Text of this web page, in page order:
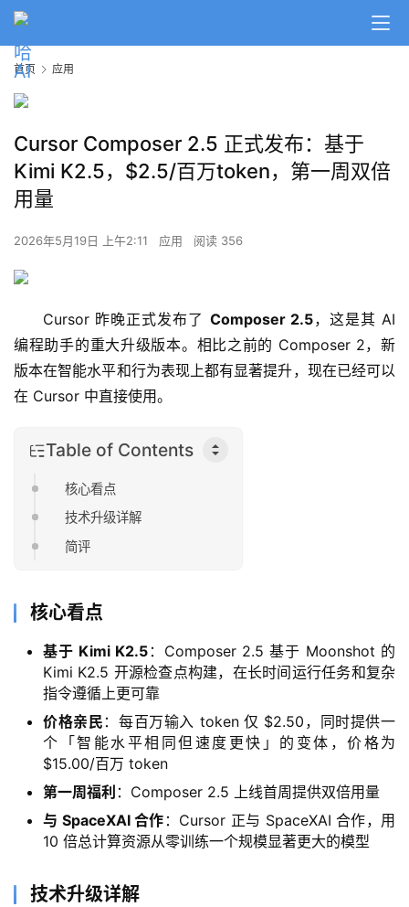
首页 应用
Cursor Composer 2.5 正式发布：基于
Kimi K2.5，$2.5/百万token，第一周双倍
用量
2026年5月19日 上午2:11 应用 阅读 356
Cursor 昨晚正式发布了 Composer 2.5，这是其 AI
编程助手的重大升级版本。相比之前的 Composer 2，新
版本在智能水平和行为表现上都有显著提升，现在已经可以
在 Cursor 中直接使用。
Table of Contents
核心看点
技术升级详解
简评
核心看点
基于 Kimi K2.5 ：Composer 2.5 基于 Moonshot 的
Kimi K2.5 开源检查点构建，在长时间运行任务和复杂
指令遵循上更可靠
价格亲民 ：每百万输入 token 仅 $2.50，同时提供一
个「智能水平相同但速度更快」的变体，价格为
$15.00/百万 token
第一周福利 ：Composer 2.5 上线首周提供双倍用量
与 SpaceXAI 合作 ：Cursor 正与 SpaceXAI 合作，用
10 倍总计算资源从零训练一个规模显著更大的模型
技术升级详解